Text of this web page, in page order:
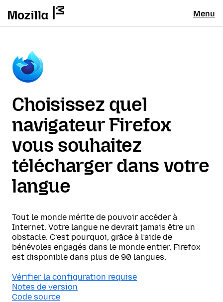
Menu
Choisissez quel
navigateur Firefox
vous souhaitez
télécharger dans votre
langue
Tout le monde mérite de pouvoir accéder à
Internet. Votre langue ne devrait jamais être un
obstacle. C’est pourquoi, grâce à l’aide de
bénévoles engagés dans le monde entier, Firefox
est disponible dans plus de 90 langues.
Vérifier la configuration requise
Notes de version
Code source